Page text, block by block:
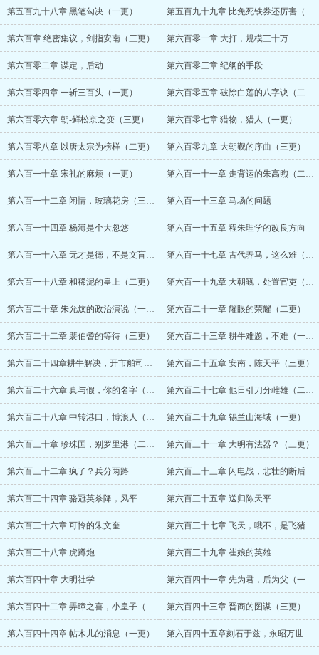
第五百九十八章 黑笔勾决（一更） 第五百九十九章 比免死铁券还厉害（二更）
第六百章 绝密集议，剑指安南（三更） 第六百零一章 大打，规模三十万
第六百零二章 谋定，后动 第六百零三章 纪纲的手段
第六百零四章 一斩三百头（一更） 第六百零五章 破除白莲的八字诀（二更）
第六百零六章 朝-鲜松京之变（三更） 第六百零七章 猎物，猎人（一更）
第六百零八章 以唐太宗为榜样（二更） 第六百零九章 大朝觐的序曲（三更）
第六百一十章 宋礼的麻烦（一更） 第六百一十一章 走背运的朱高煦（二更）
第六百一十二章 闲情，玻璃花房（三更） 第六百一十三章 马场的问题
第六百一十四章 杨溥是个大忽悠 第六百一十五章 程朱理学的改良方向
第六百一十六章 无才是德，不是文盲是德 第六百一十七章 古代养马，这么难（一更）
第六百一十八章 和稀泥的皇上（二更） 第六百一十九章 大朝觐，处置官吏（三更）
第六百二十章 朱允炆的政治演说（一更） 第六百二十一章 耀眼的荣耀（二更）
第六百二十二章 裴伯耆的等待（三更） 第六百二十三章 耕牛难题，不难（一更）
第六百二十四章耕牛解决，开市舶司（二更） 第六百二十五章 安南，陈天平（三更）
第六百二十六章 真与假，你的名字（一更） 第六百二十七章 他日引刀分雌雄（二更）
第六百二十八章 中转港口，博浪人（三更） 第六百二十九章 锡兰山海域（一更）
第六百三十章 珍珠国，别罗里港（二更） 第六百三十一章 大明有法器？（三更）
第六百三十二章 疯了？兵分两路 第六百三十三章 闪电战，悲壮的断后
第六百三十四章 骆冠英杀降，风平 第六百三十五章 送归陈天平
第六百三十六章 可怜的朱文奎 第六百三十七章 飞天，哦不，是飞猪
第六百三十八章 虎蹲炮 第六百三十九章 崔娘的英雄
第六百四十章 大明社学 第六百四十一章 先为君，后为父（一更）
第六百四十二章 弄璋之喜，小皇子（二更） 第六百四十三章 晋商的图谋（三更）
第六百四十四章 帖木儿的消息（一更） 第六百四十五章刻石于兹，永昭万世（二更）